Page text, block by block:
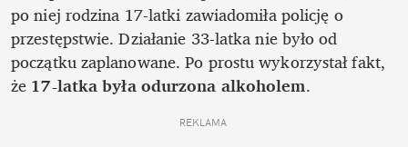
po niej rodzina 17-latki zawiadomiła policję o
przestępstwie. Działanie 33-latka nie było od
początku zaplanowane. Po prostu wykorzystał fakt,
że 17-latka była odurzona alkoholem.
REKLAMA